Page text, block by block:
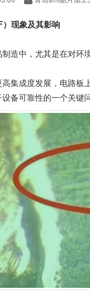
现象及其影响
造中，尤其是在对环
集成度发展，电路板
备可靠性的一个关键问